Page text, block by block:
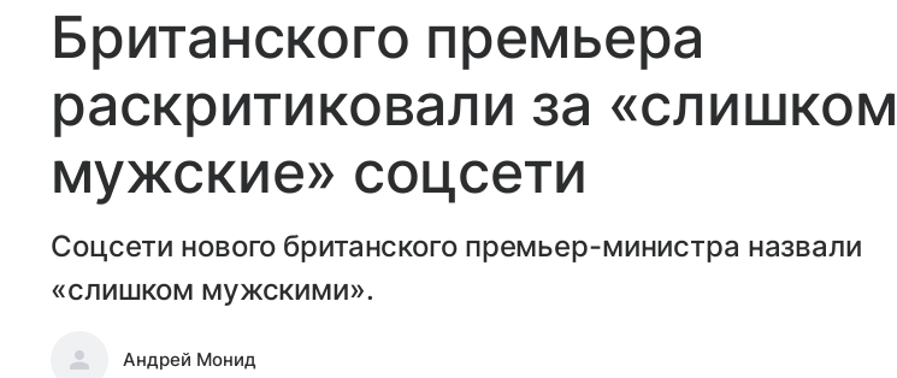
Британского премьера
раскритиковали за «слишком
мужские» соцсети
Соцсети нового британского премьер-министра назвали
«слишком мужскими».
Андрей Монид